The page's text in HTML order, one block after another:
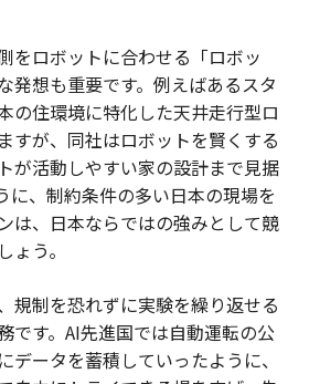
をロボットに合わせる「ロボッ
発想も重要です。例えばあるスタ
の住環境に特化した天井走行型ロ
すが、同社はロボットを賢くする
が活動しやすい家の設計まで見据
に、制約条件の多い日本の現場を
は、日本ならではの強みとして競
う。
規制を恐れずに実験を繰り返せる
です。AI先進国では自動運転の公
データを蓄積していったように、